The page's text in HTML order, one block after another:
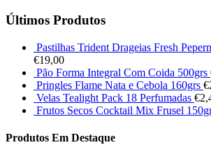
Últimos Produtos
Pastilhas Trident Drageias Fresh
€19,00
Pão Forma Integral Com Coida 500grs
Pringles Flame Nata e Cebola 160grs €
Velas Tealight Pack 18 Perfumadas €
Frutos Secos Cocktail Mix Frusel
Produtos Em Destaque